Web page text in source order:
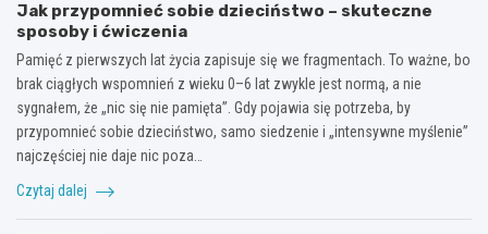
Jak przypomnieć sobie dzieciństwo – skuteczne
sposoby i ćwiczenia
Pamięć z pierwszych lat życia zapisuje się we fragmentach. To ważne, bo
brak ciągłych wspomnień z wieku 0–6 lat zwykle jest normą, a nie
sygnałem, że „nic się nie pamięta”. Gdy pojawia się potrzeba, by
przypomnieć sobie dzieciństwo, samo siedzenie i „intensywne myślenie”
najczęściej nie daje nic poza…
Czytaj dalej